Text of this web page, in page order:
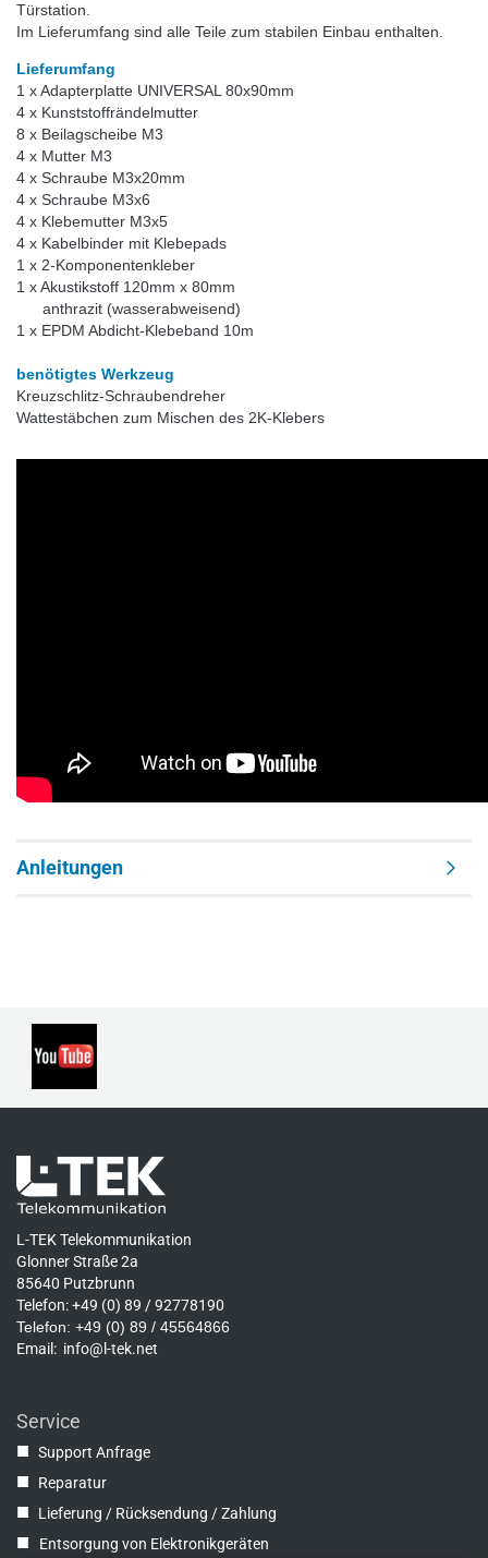
Türstation.
Im Lieferumfang sind alle Teile zum stabilen Einbau enthalten.
Lieferumfang
1 x Adapterplatte UNIVERSAL 80x90mm
4 x Kunststoffrändelmutter
8 x Beilagscheibe M3
4 x Mutter M3
4 x Schraube M3x20mm
4 x Schraube M3x6
4 x Klebemutter M3x5
4 x Kabelbinder mit Klebepads
1 x 2-Komponentenkleber
1 x Akustikstoff 120mm x 80mm
anthrazit (wasserabweisend)
1 x EPDM Abdicht-Klebeband 10m
benötigtes Werkzeug
Kreuzschlitz-Schraubendreher
Wattestäbchen zum Mischen des 2K-Klebers
Anleitungen
L-TEK Telekommunikation
Glonner Straße 2a
85640 Putzbrunn
Telefon: +49 (0) 89 / 92778190
Telefon: +49 (0) 89 / 45564866
Email: info@l-tek.net
Service
■ Support Anfrage
■ Reparatur
■ Lieferung / Rücksendung / Zahlung
■ Entsorgung von Elektronikgeräten